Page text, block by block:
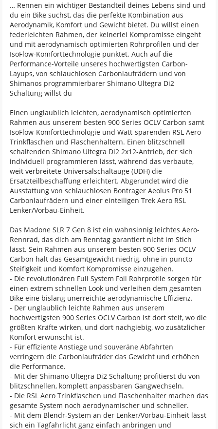
… Rennen ein wichtiger Bestandteil deines Lebens sind und
du ein Bike suchst, das die perfekte Kombination aus
Aerodynamik, Komfort und Gewicht bietet. Du willst einen
federleichten Rahmen, der keinerlei Kompromisse eingeht
und mit aerodynamisch optimierten Rohrprofilen und der
IsoFlow-Komforttechnologie punktet. Auch auf die
Performance-Vorteile unseres hochwertigsten Carbon-
Layups, von schlauchlosen Carbonlaufrädern und von
Shimanos programmierbarer Shimano Ultegra Di2
Schaltung willst du
Einen unglaublich leichten, aerodynamisch optimierten
Rahmen aus unserem besten 900 Series OCLV Carbon samt
IsoFlow-Komforttechnologie und Watt-sparenden RSL Aero
Trinkflaschen und Flaschenhaltern. Einen blitzschnell
schaltenden Shimano Ultegra Di2 2x12-Antrieb, der sich
individuell programmieren lässt, während das verbaute,
weit verbreitete Universalschaltauge (UDH) die
Ersatzteilbeschaffung erleichtert. Abgerundet wird die
Ausstattung von schlauchlosen Bontrager Aeolus Pro 51
Carbonlaufrädern und einer einteiligen Trek Aero RSL
Lenker/Vorbau-Einheit.
Das Madone SLR 7 Gen 8 ist ein wahnsinnig leichtes Aero-
Rennrad, das dich am Renntag garantiert nicht im Stich
lässt. Sein Rahmen aus unserem besten 900 Series OCLV
Carbon hält das Gesamtgewicht niedrig, ohne in puncto
Steifigkeit und Komfort Kompromisse einzugehen.
- Die revolutionären Full System Foil Rohrprofile sorgen für
einen extrem schnellen Look und verleihen dem gesamten
Bike eine bislang unerreichte aerodynamische Effizienz.
- Der unglaublich leichte Rahmen aus unserem
hochwertigsten 900 Series OCLV Carbon ist dort steif, wo die
größten Kräfte wirken, und dort nachgiebig, wo zusätzlicher
Komfort erwünscht ist.
- Für effiziente Anstiege und souveräne Abfahrten
verringern die Carbonlaufräder das Gewicht und erhöhen
die Performance.
- Mit der Shimano Ultegra Di2 Schaltung profitierst du von
blitzschnellen, komplett anpassbaren Gangwechseln.
- Die RSL Aero Trinkflaschen und Flaschenhalter machen das
gesamte System noch aerodynamischer und schneller.
- Mit dem Blendr-System an der Lenker/Vorbau-Einheit lässt
sich ein Tagfahrlicht ganz einfach anbringen und